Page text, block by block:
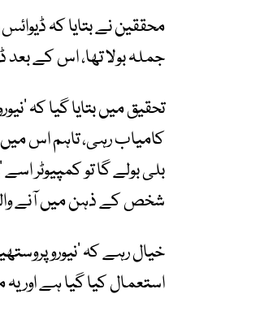
محققین نے بتایا کہ
جملہ بولا تھا، اس کے بعد
کامیاب رہی، تاہم اس
بلی بولے گا تو کمپیوٹر
شخص کے ذہن میں آنے
خیال رہے کہ
استعمال کیا گیا ہے